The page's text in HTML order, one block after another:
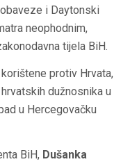
i Daytonski
neophodnim,
tijela BiH.
protiv Hrvata,
dužnosnika u
u Hercegovačku
BiH, Dušanka